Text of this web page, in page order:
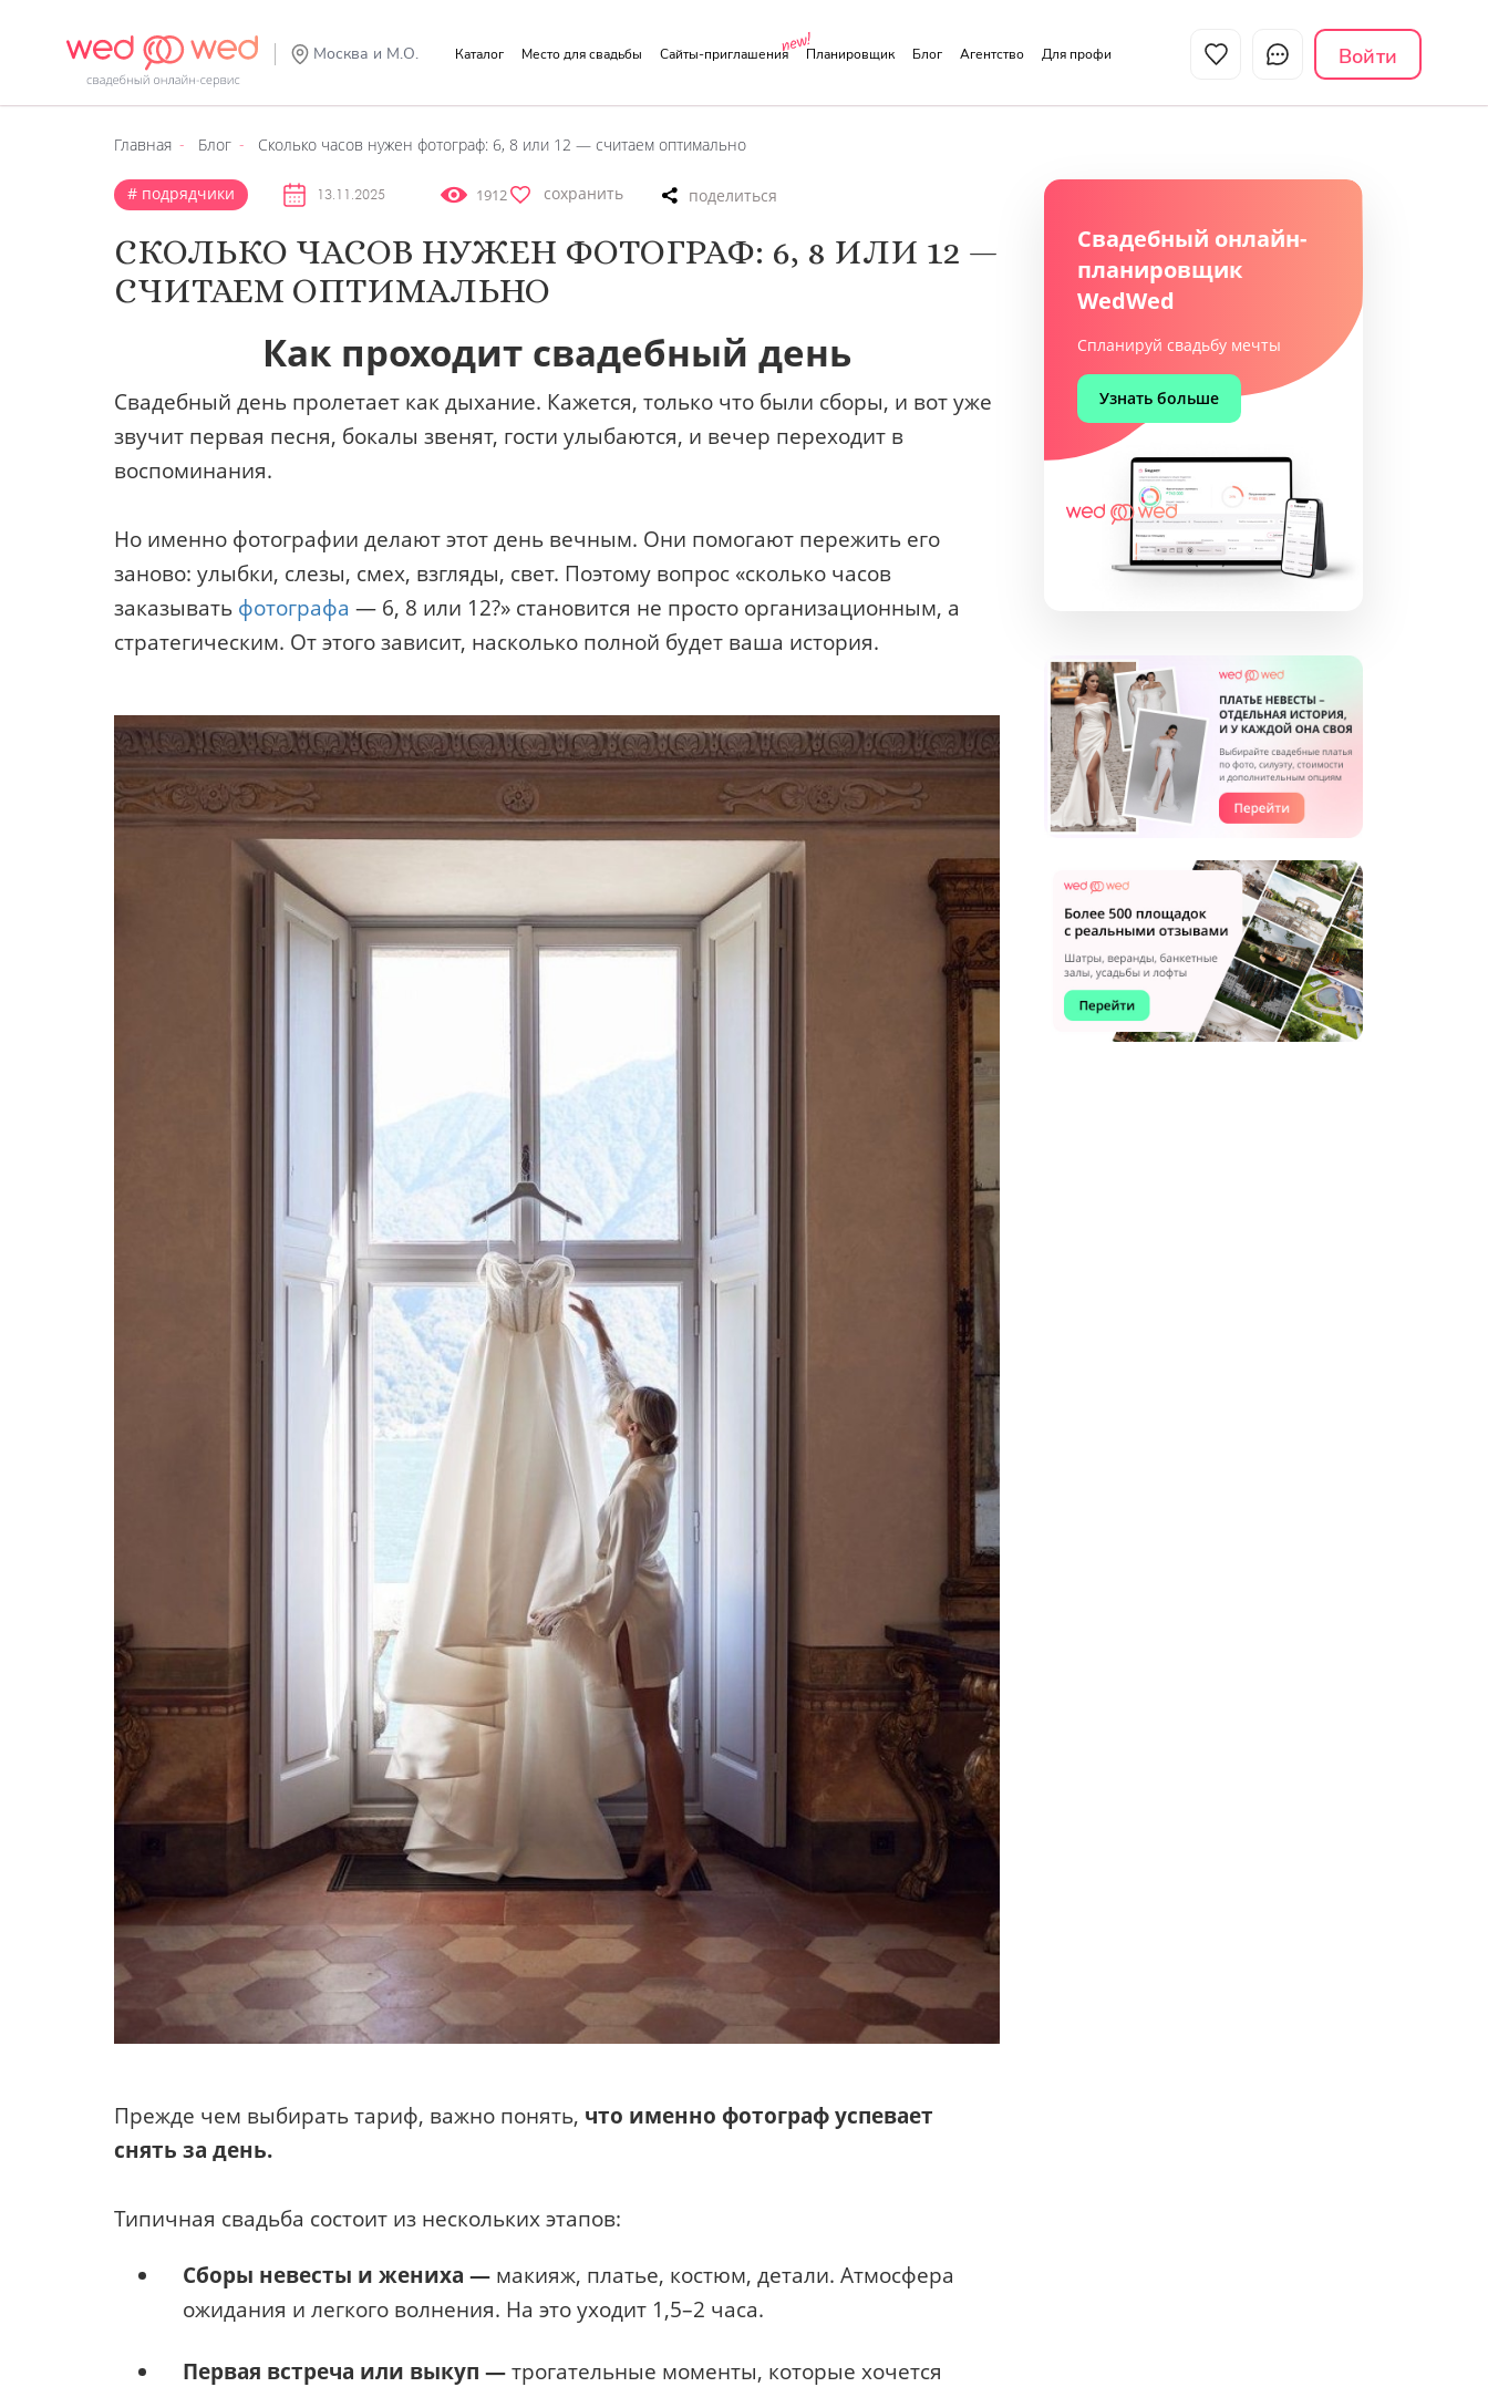
Москва и М.О. Войти
Каталог Место для свадьбы Сайты-приглашения Планировщик Блог Агентство Для профи
Главная Блог Сколько часов нужен фотограф: 6, 8 или 12 — считаем оптимально
Свадебный онлайн-
планировщик
WedWed
Спланируй свадьбу мечты
Узнать больше
подрядчики 13.11.2025 1912 сохранить
СКОЛЬКО ЧАСОВ НУЖЕН ФОТОГРАФ: 6, 8 ИЛИ 12 —
СЧИТАЕМ ОПТИМАЛЬНО
Как проходит свадебный день
Свадебный день пролетает как дыхание. Кажется, только что были сборы, и вот уже
звучит первая песня, бокалы звенят, гости улыбаются, и вечер переходит в
воспоминания.
Но именно фотографии делают этот день вечным. Они помогают пережить его
заново: улыбки, слезы, смех, взгляды, свет. Поэтому вопрос «сколько часов
заказывать фотографа — 6, 8 или 12?» становится не просто организационным, а
стратегическим. От этого зависит, насколько полной будет ваша история.
Прежде чем выбирать тариф, важно понять, что именно фотограф успевает
снять за день.
Типичная свадьба состоит из нескольких этапов:
Сборы невесты и жениха — макияж, платье, костюм, детали. Атмосфера
ожидания и легкого волнения. На это уходит 1,5–2 часа.
Первая встреча или выкуп —трогательные моменты, которые хочется